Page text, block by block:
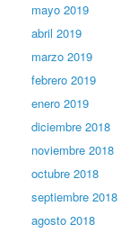
mayo 2019
abril 2019
marzo 2019
febrero 2019
enero 2019
diciembre 2018
noviembre 2018
octubre 2018
septiembre 2018
agosto 2018